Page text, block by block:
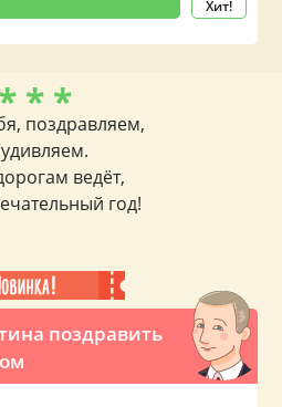
Хит!
поздравить
* * *
поздравляем,
ведёт,
год!